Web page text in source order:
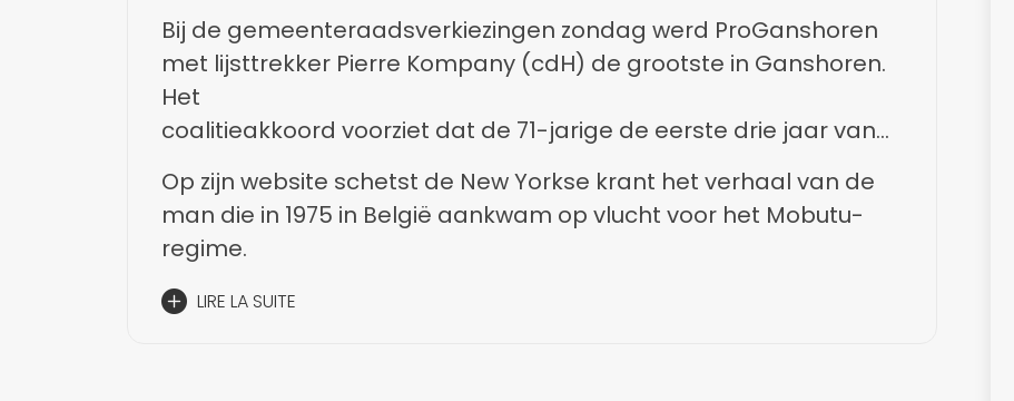
Bij de gemeenteraadsverkiezingen zondag werd ProGanshoren
met lijsttrekker Pierre Kompany (cdH) de grootste in Ganshoren.
Het
coalitieakkoord voorziet dat de 71-jarige de eerste drie jaar van
Op zijn website schetst de New Yorkse krant het verhaal van de
man die in 1975 in België aankwam op vlucht voor het Mobutu-
regime.
LIRE LA SUITE